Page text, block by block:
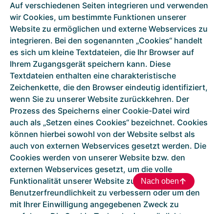
Nach oben
Auf verschiedenen Seiten integrieren und verwenden
wir Cookies, um bestimmte Funktionen unserer
Website zu ermöglichen und externe Webservices zu
integrieren. Bei den sogenannten „Cookies“ handelt
es sich um kleine Textdateien, die Ihr Browser auf
Ihrem Zugangsgerät speichern kann. Diese
Textdateien enthalten eine charakteristische
Zeichenkette, die den Browser eindeutig identifiziert,
wenn Sie zu unserer Website zurückkehren. Der
Prozess des Speicherns einer Cookie-Datei wird
auch als „Setzen eines Cookies“ bezeichnet. Cookies
können hierbei sowohl von der Website selbst als
auch von externen Webservices gesetzt werden. Die
Cookies werden von unserer Website bzw. den
externen Webservices gesetzt, um die volle
Funktionalität unserer Website zu erhalten, die
Benutzerfreundlichkeit zu verbessern oder um den
mit Ihrer Einwilligung angegebenen Zweck zu